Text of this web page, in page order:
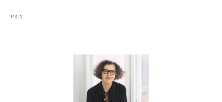
PRIX